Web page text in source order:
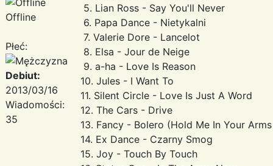
Offline
Płeć:
Debiut:
2013/03/16
Wiadomości:
35
5. Lian Ross - Say You'll Never
6. Papa Dance - Nietykalni
7. Valerie Dore - Lancelot
8. Elsa - Jour de Neige
9. a-ha - Love Is Reason
10. Jules - I Want To
11. Silent Circle - Love Is Just A Word
12. The Cars - Drive
13. Fancy - Bolero (Hold Me In Your
14. Ex Dance - Czarny Smog
15. Joy - Touch By Touch